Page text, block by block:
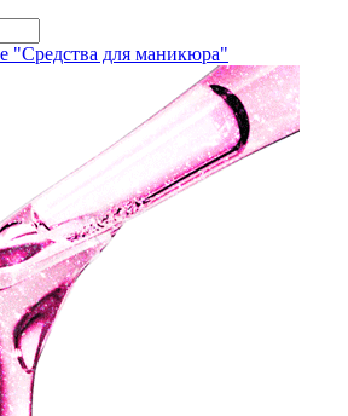
"Средства для маникюра"